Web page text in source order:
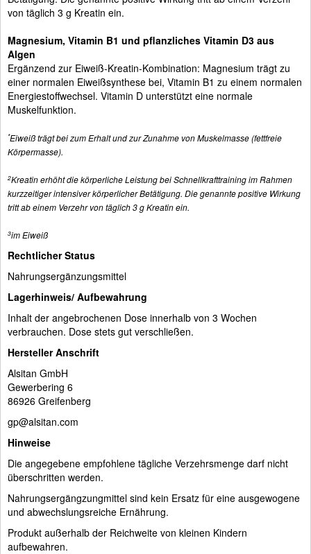
von täglich 3 g Kreatin ein.
Magnesium, Vitamin B1 und pflanzliches Vitamin D3 aus
Algen
Ergänzend zur Eiweiß-Kreatin-Kombination: Magnesium trägt zu
einer normalen Eiweißsynthese bei, Vitamin B1 zu einem normalen
Energiestoffwechsel. Vitamin D unterstützt eine normale
Muskelfunktion.
*Eiweiß trägt bei zum Erhalt und zur Zunahme von Muskelmasse (fettfreie
Körpermasse).
2Kreatin erhöht die körperliche Leistung bei Schnellkrafttraining im Rahmen
kurzzeitiger intensiver körperlicher Betätigung. Die genannte positive Wirkung
tritt ab einem Verzehr von täglich 3 g Kreatin ein.
3im Eiweiß
Rechtlicher Status
Nahrungsergänzungsmittel
Lagerhinweis/ Aufbewahrung
Inhalt der angebrochenen Dose innerhalb von 3 Wochen
verbrauchen. Dose stets gut verschließen.
Hersteller Anschrift
Alsitan GmbH
Gewerbering 6
86926 Greifenberg
gp@alsitan.com
Hinweise
Die angegebene empfohlene tägliche Verzehrsmenge darf nicht
überschritten werden.
Nahrungsergängzungmittel sind kein Ersatz für eine ausgewogene
und abwechslungsreiche Ernährung.
Produkt außerhalb der Reichweite von kleinen Kindern
aufbewahren.